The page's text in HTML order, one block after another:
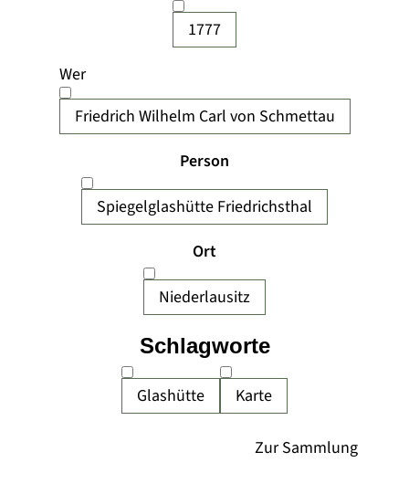
1777
Wer
Friedrich Wilhelm Carl von Schmettau
Person
Spiegelglashütte Friedrichsthal
Ort
Niederlausitz
Glashütte Karte
Schlagworte